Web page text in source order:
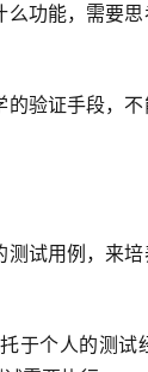
功能，需要
验证手段，
试用例，来
于个人的测